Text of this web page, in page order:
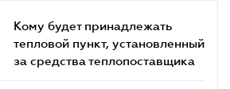
Кому будет принадлежать
тепловой пункт, установленный
за средства теплопоставщика